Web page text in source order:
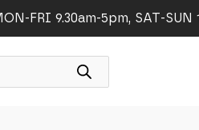
FRI 9.30am-5pm, SAT-SUN